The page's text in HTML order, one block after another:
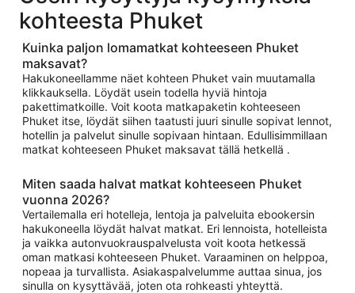
kohteesta Phuket
Kuinka paljon lomamatkat kohteeseen Phuket
maksavat?
Hakukoneellamme näet kohteen Phuket vain muutamalla
klikkauksella. Löydät usein todella hyviä hintoja
pakettimatkoille. Voit koota matkapaketin kohteeseen
Phuket itse, löydät siihen taatusti juuri sinulle sopivat lennot,
hotellin ja palvelut sinulle sopivaan hintaan. Edullisimmillaan
matkat kohteeseen Phuket maksavat tällä hetkellä .
Miten saada halvat matkat kohteeseen Phuket
vuonna 2026?
Vertailemalla eri hotelleja, lentoja ja palveluita ebookersin
hakukoneella löydät halvat matkat. Eri lennoista, hotelleista
ja vaikka autonvuokrauspalvelusta voit koota hetkessä
oman matkasi kohteeseen Phuket. Varaaminen on helppoa,
nopeaa ja turvallista. Asiakaspalvelumme auttaa sinua, jos
sinulla on kysyttävää, joten ota rohkeasti yhteyttä.